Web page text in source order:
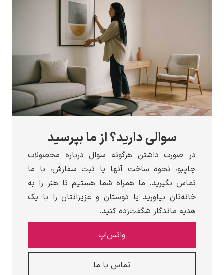
سوالی دارید؟ از ما بپرسید
در صورت داشتن هرگونه سوال درباره محصولات
چاپبو، نحوه ساخت آنها یا ثبت سفارش، با ما
تماس بگیرید. ما همراه شما هستیم تا هنر را به
خانه‌تان بیاورید یا دوستان و عزیزانتان را با یک
هدیه ماندگار شگفت‌زده کنید.
واتس‌اپ
تماس با ما